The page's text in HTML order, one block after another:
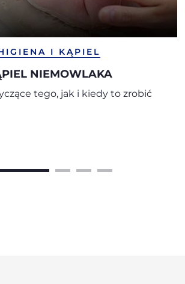
I KĄPIEL
NIEMOWLAKA
tego, jak i kiedy to zrobić